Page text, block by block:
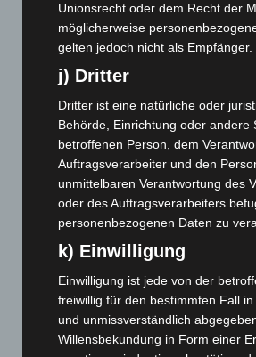
April 2025(88)
März 2025(111)
Februar 2025
Januar 2025
Dezember 2024(89)
November 2024 (94)
Oktober 2024(93)
September 2024(112)
August 2024(107)
Juli 2024 (89)
Juni 2024(107)
Mai 2024(149)
April 2024
(102)
Unionsrecht oder dem Recht der
möglicherweise
gelten jedoch nicht als Empfänger.
j) Dritter
Dritter ist eine natürliche oder
Behörde, Einrichtung oder andere
betroffenen Person, dem
Auftragsverarbeiter und den
unmittelbaren Verantwortung des
oder des Auftragsverarbeiters
personenbezogenen Daten zu
k) Einwilligung
Einwilligung ist jede von der
freiwillig für den bestimmten Fall
und unmissverständlich
Willensbekundung in Form einer